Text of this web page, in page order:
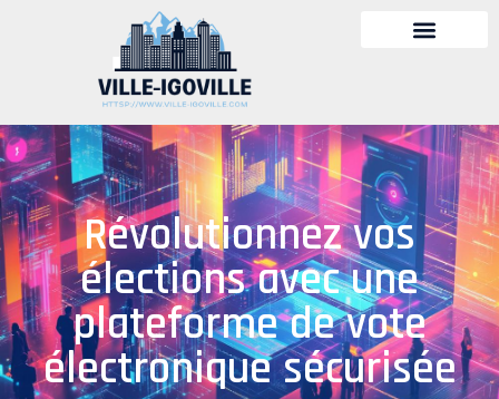
Révolutionnez vos
élections avec une
plateforme de vote
électronique sécurisée